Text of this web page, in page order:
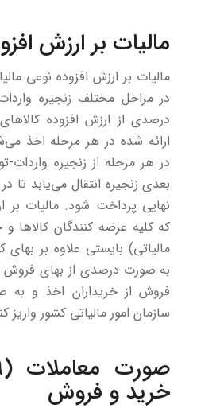
مالیات بر ارزش
مالیات بر ارزش افزوده نوعی
در مراحل مختلف زنجیره
درصدی از ارزش افزوده
ارائه شده در هر مرحله اخذ
در هر مرحله از زنجیره واردات-
بعدی زنجیره انتقال می‌یابد تا
نهایی پرداخت شود. مالیات بر
که کلیه عرضه‌ کنندگان کالاها
مالیاتی) بایستی علاوه بر
به‌ صورت درصدی از بهای فروش
فروش از خریداران اخذ و به‌
سازمان امور مالیاتی کشور واریز
خرید و فروش